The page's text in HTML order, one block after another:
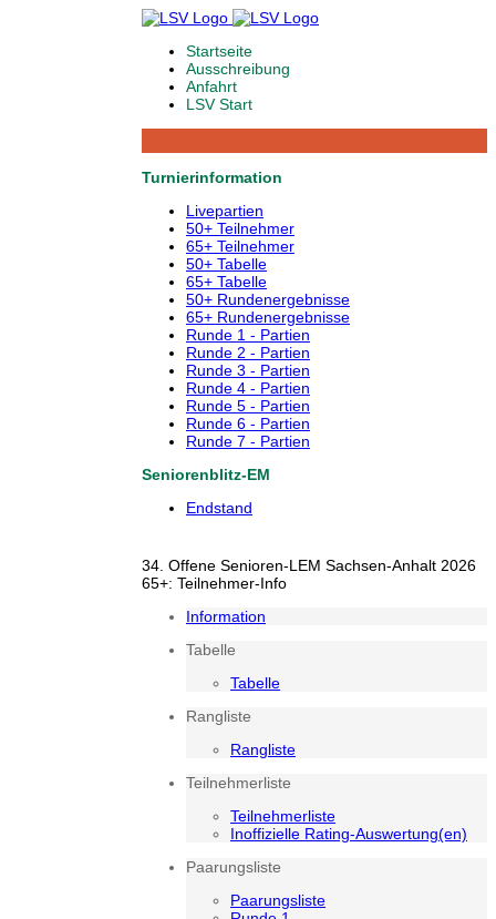
Startseite
Ausschreibung
Anfahrt
LSV Start
Turnierinformation
Livepartien
50+ Teilnehmer
65+ Teilnehmer
50+ Tabelle
65+ Tabelle
50+ Rundenergebnisse
65+ Rundenergebnisse
Runde 1 - Partien
Runde 2 - Partien
Runde 3 - Partien
Runde 4 - Partien
Runde 5 - Partien
Runde 6 - Partien
Runde 7 - Partien
Seniorenblitz-EM
Endstand
34. Offene Senioren-LEM Sachsen-Anhalt 2026
65+: Teilnehmer-Info
Information
Tabelle
Tabelle
Rangliste
Rangliste
Teilnehmerliste
Teilnehmerliste
Inoffizielle Rating-Auswertung(en)
Paarungsliste
Paarungsliste